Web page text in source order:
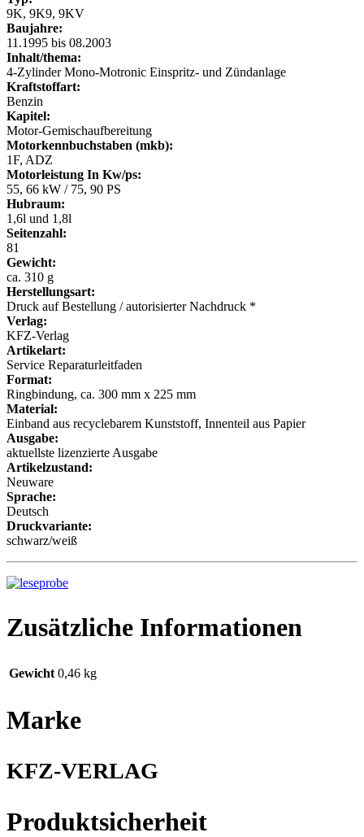
9K, 9K9, 9KV
Baujahre:
11.1995 bis 08.2003
Inhalt/thema:
4-Zylinder Mono-Motronic Einspritz- und Zündanlage
Kraftstoffart:
Benzin
Kapitel:
Motor-Gemischaufbereitung
Motorkennbuchstaben (mkb):
1F, ADZ
Motorleistung In Kw/ps:
55, 66 kW / 75, 90 PS
Hubraum:
1,6l und 1,8l
Seitenzahl:
81
Gewicht:
ca. 310 g
Herstellungsart:
Druck auf Bestellung / autorisierter Nachdruck *
Verlag:
KFZ-Verlag
Artikelart:
Service Reparaturleitfaden
Format:
Ringbindung, ca. 300 mm x 225 mm
Material:
Einband aus recyclebarem Kunststoff, Innenteil aus Papier
Ausgabe:
aktuellste lizenzierte Ausgabe
Artikelzustand:
Neuware
Sprache:
Deutsch
Druckvariante:
schwarz/weiß
Zusätzliche Informationen
Gewicht 0,46 kg
Marke
KFZ-VERLAG
Produktsicherheit